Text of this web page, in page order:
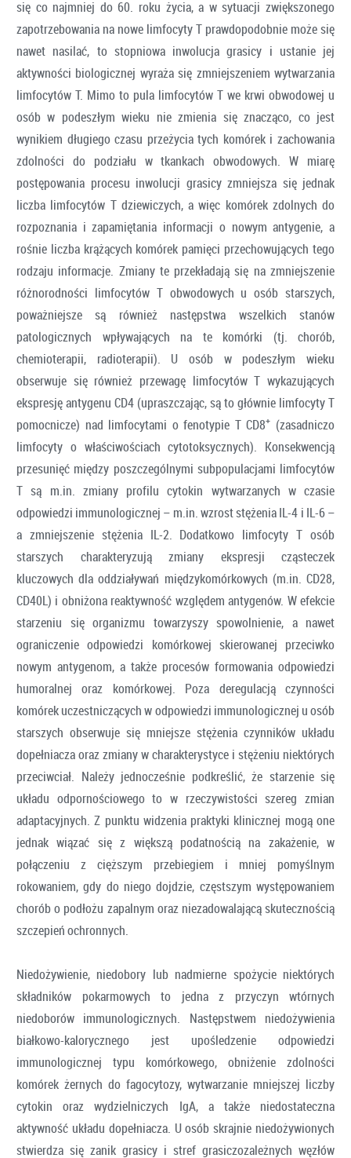
się co najmniej do 60. roku życia, a w sytuacji zwiększonego
zapotrzebowania na nowe limfocyty T prawdopodobnie może się
nawet nasilać, to stopniowa inwolucja grasicy i ustanie jej
aktywności biologicznej wyraża się zmniejszeniem wytwarzania
limfocytów T. Mimo to pula limfocytów T we krwi obwodowej u
osób w podeszłym wieku nie zmienia się znacząco, co jest
wynikiem długiego czasu przeżycia tych komórek i zachowania
zdolności do podziału w tkankach obwodowych. W miarę
postępowania procesu inwolucji grasicy zmniejsza się jednak
liczba limfocytów T dziewiczych, a więc komórek zdolnych do
rozpoznania i zapamiętania informacji o nowym antygenie, a
rośnie liczba krążących komórek pamięci przechowujących tego
rodzaju informacje. Zmiany te przekładają się na zmniejszenie
różnorodności limfocytów T obwodowych u osób starszych,
poważniejsze są również następstwa wszelkich stanów
patologicznych wpływających na te komórki (tj. chorób,
chemioterapii, radioterapii). U osób w podeszłym wieku
obserwuje się również przewagę limfocytów T wykazujących
ekspresję antygenu CD4 (upraszczając, są to głównie limfocyty T
pomocnicze) nad limfocytami o fenotypie T CD8+ (zasadniczo
limfocyty o właściwościach cytotoksycznych). Konsekwencją
przesunięć między poszczególnymi subpopulacjami limfocytów
T są m.in. zmiany profilu cytokin wytwarzanych w czasie
odpowiedzi immunologicznej – m.in. wzrost stężenia IL-4 i IL-6 –
a zmniejszenie stężenia IL-2. Dodatkowo limfocyty T osób
starszych charakteryzują zmiany ekspresji cząsteczek
kluczowych dla oddziaływań międzykomórkowych (m.in. CD28,
CD40L) i obniżona reaktywność względem antygenów. W efekcie
starzeniu się organizmu towarzyszy spowolnienie, a nawet
ograniczenie odpowiedzi komórkowej skierowanej przeciwko
nowym antygenom, a także procesów formowania odpowiedzi
humoralnej oraz komórkowej. Poza deregulacją czynności
komórek uczestniczących w odpowiedzi immunologicznej u osób
starszych obserwuje się mniejsze stężenia czynników układu
dopełniacza oraz zmiany w charakterystyce i stężeniu niektórych
przeciwciał. Należy jednocześnie podkreślić, że starzenie się
układu odpornościowego to w rzeczywistości szereg zmian
adaptacyjnych. Z punktu widzenia praktyki klinicznej mogą one
jednak wiązać się z większą podatnością na zakażenie, w
połączeniu z cięższym przebiegiem i mniej pomyślnym
rokowaniem, gdy do niego dojdzie, częstszym występowaniem
chorób o podłożu zapalnym oraz niezadowalającą skutecznością
szczepień ochronnych.
Niedożywienie, niedobory lub nadmierne spożycie niektórych
składników pokarmowych to jedna z przyczyn wtórnych
niedoborów immunologicznych. Następstwem niedożywienia
białkowo-kalorycznego jest upośledzenie odpowiedzi
immunologicznej typu komórkowego, obniżenie zdolności
komórek żernych do fagocytozy, wytwarzanie mniejszej liczby
cytokin oraz wydzielniczych IgA, a także niedostateczna
aktywność układu dopełniacza. U osób skrajnie niedożywionych
stwierdza się zanik grasicy i stref grasiczozależnych węzłów